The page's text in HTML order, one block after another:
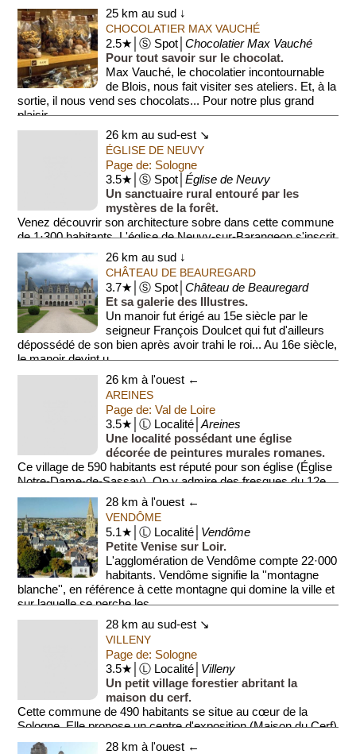
25 km au sud ↓
CHOCOLATIER MAX VAUCHÉ
2.5★│Ⓢ Spot│Chocolatier Max Vauché
Pour tout savoir sur le chocolat.
Max Vauché, le chocolatier incontournable
de Blois, nous fait visiter ses ateliers. Et, à la
sortie, il nous vend ses chocolats... Pour notre plus grand
plaisir.
26 km au sud-est ↘
ÉGLISE DE NEUVY
Page de: Sologne
3.5★│Ⓢ Spot│Église de Neuvy
Un sanctuaire rural entouré par les
mystères de la forêt.
Venez découvrir son architecture sobre dans cette commune
de 1·300 habitants. L'église de Neuvy-sur-Barangeon s'inscrit
dans un paysage d...26 km au sud ↓
CHÂTEAU DE BEAUREGARD
3.7★│Ⓢ Spot│Château de Beauregard
Et sa galerie des Illustres.
Un manoir fut érigé au 15e siècle par le
seigneur François Doulcet qui fut d'ailleurs
dépossédé de son bien après avoir trahi le roi... Au 16e siècle,
le manoir devint u...
26 km à l'ouest ←
AREINES
Page de: Val de Loire
3.5★│Ⓛ Localité│Areines
Une localité possédant une église
décorée de peintures murales romanes.
Ce village de 590 habitants est réputé pour son église (Église
Notre-Dame-de-Sassay). On y admire des fresques du 12e
siè...
28 km à l'ouest ←
VENDÔME
5.1★│Ⓛ Localité│ Vendôme
Petite Venise sur Loir.
L'agglomération de Vendôme compte 22·000
habitants. Vendôme signifie la ''montagne
blanche'', en référence à cette montagne qui domine la ville et
sur laquelle se perche les ...
28 km au sud-est ↘
VILLENY
Page de: Sologne
3.5★│Ⓛ Localité│ Villeny
Un petit village forestier abritant la
maison du cerf.
Cette commune de 490 habitants se situe au cœur de la
Sologne. Elle propose un centre d'exposition (Maison du Cerf)
dédié à la faune locale, ai...
28 km à l'ouest ←